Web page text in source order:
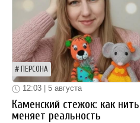
ПЕРСОНА
12:03 | 5 августа
Каменский стежок: как нить
меняет реальность